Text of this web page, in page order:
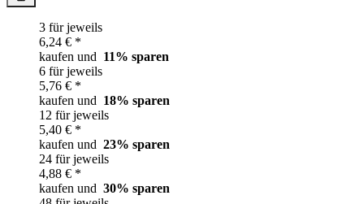
3 für jeweils
6,24 € *
kaufen und 11% sparen
6 für jeweils
5,76 € *
kaufen und 18% sparen
12 für jeweils
5,40 € *
kaufen und 23% sparen
24 für jeweils
4,88 € *
kaufen und 30% sparen